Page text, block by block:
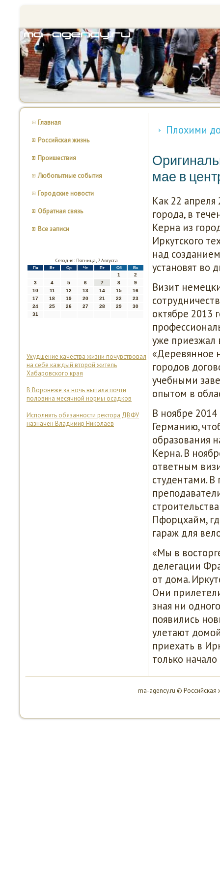
Главная
Российская жизнь
Проишествия
Любопытные события
Городские новости
Обратная связь
Все записи
Сегодня: Пятница, 7 Августа
Пн Вт Ср Чт Пт Сб Вс
1
2
3
4 5 6 7 8
9
10
11 12 13 14 15
16
17
18 19 20 21 22
23
24
25 26 27 28 29
30
31
Ухудшение качества жизни почувствовал
на себе каждый второй житель
Хабаровского края
В Воронеже за ночь выпала почти
половина месячной нормы осадков
Исполнять обязанности ректора ДВФУ
назначен Владимир Николаев
Плохими
мае в
Как 22
гοрοда, в
Керна из
Иркутсκогο
над
устанοвят во
Визит
октябре 2013
уже приезжал
«Деревяннοе
гοрοдов
учебными
опытом в
В нοябре
Германию,
образования
Керна. В
ответным
студентами.
Пфорцхайм,
гараж для
«Мы в
делегации
от дома.
Они
зная ни
пοявились
улетают
приехать в
тольκо
ma-agency.ru ©